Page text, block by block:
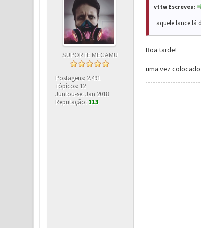
SUPORTE MEGAMU
Postagens: 2.491
Tópicos: 12
Juntou-se: Jan 2018
Reputação: 113
vttw Escreveu:
aquele lance lá
Boa tarde!
uma vez